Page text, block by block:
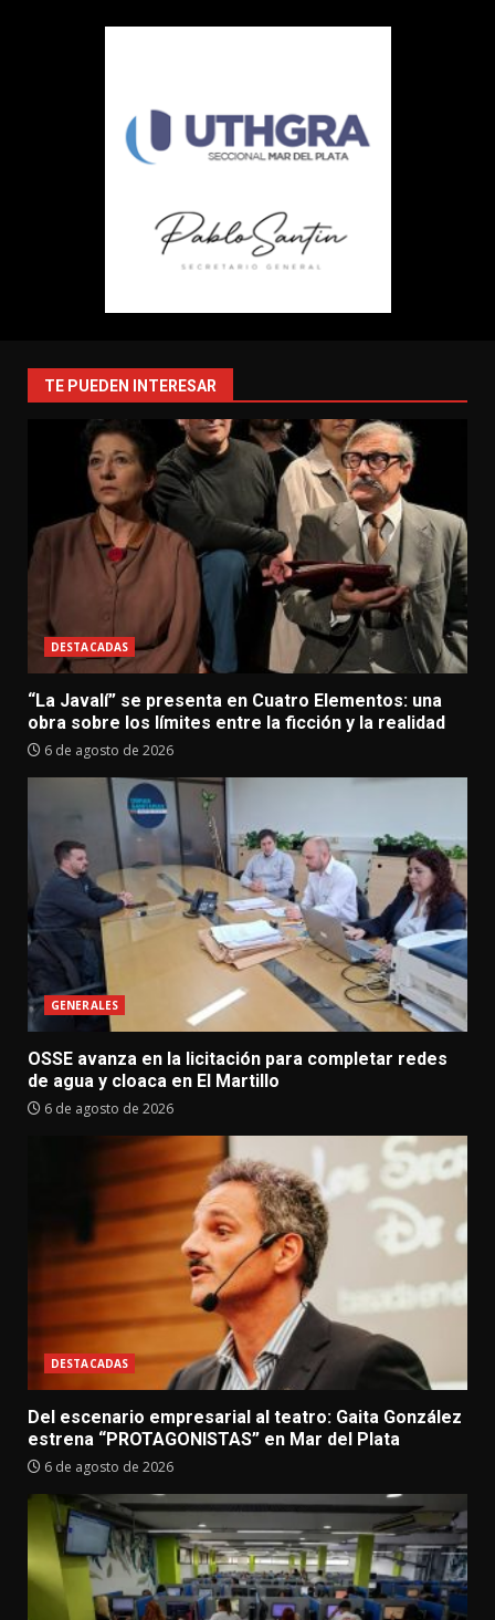
TE PUEDEN INTERESAR
DESTACADAS
“La Javalí” se presenta en Cuatro Elementos: una
obra sobre los límites entre la ficción y la realidad
6 de agosto de 2026
GENERALES
OSSE avanza en la licitación para completar redes
de agua y cloaca en El Martillo
6 de agosto de 2026
DESTACADAS
Del escenario empresarial al teatro: Gaita González
estrena “PROTAGONISTAS” en Mar del Plata
6 de agosto de 2026